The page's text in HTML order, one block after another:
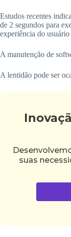
Estudos recentes
de 2 segundos para
experiência do
A manutenção de
A lentidão pode ser
suas